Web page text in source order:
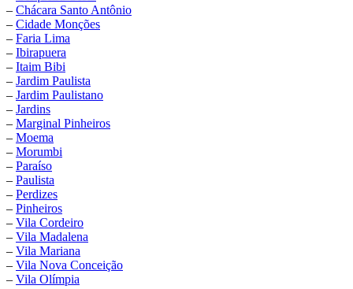
– Chácara Santo Antônio
– Cidade Monções
– Faria Lima
– Ibirapuera
– Itaim Bibi
– Jardim Paulista
– Jardim Paulistano
– Jardins
– Marginal Pinheiros
– Moema
– Morumbi
– Paraíso
– Paulista
– Perdizes
– Pinheiros
– Vila Cordeiro
– Vila Madalena
– Vila Mariana
– Vila Nova Conceição
– Vila Olímpia